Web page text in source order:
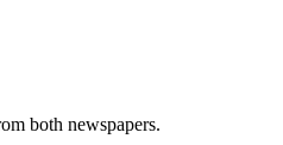
both newspapers.